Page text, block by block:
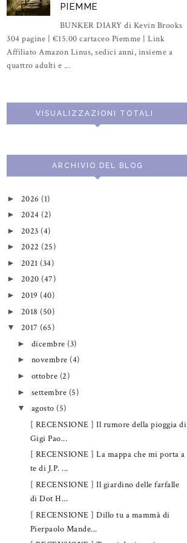
PIEMME
BUNKER DIARY di Kevin Brooks
304 pagine | €15.00 cartaceo Piemme | Link
Affiliato Amazon Linus, sedici anni, insieme a
quattro adulti e ...
VISUALIZZAZIONI TOTALI
ARCHIVIO DEL BLOG
► 2026 (1)
► 2024 (2)
► 2023 (4)
► 2022 (25)
► 2021 (34)
► 2020 (47)
► 2019 (40)
► 2018 (50)
▼ 2017 (65)
► dicembre (3)
► novembre (4)
► ottobre (2)
► settembre (5)
▼ agosto (5)
[ RECENSIONE ] Il rumore della pioggia di
Gigi Pao...
[ RECENSIONE ] La mappa che mi porta a
te di J.P. ...
[ RECENSIONE ] Il giardino delle farfalle
di Dot H...
[ RECENSIONE ] Dillo tu a mammà di
Pierpaolo Mande...